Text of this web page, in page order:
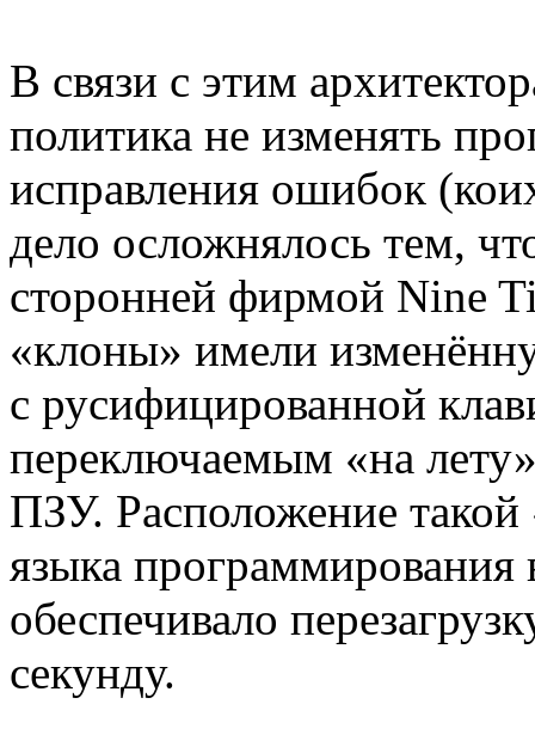
В связи с этим
политика не изменять
исправления ошибок
дело осложнялось тем,
сторонней фирмой Nine
«клоны» имели
с русифицированной
переключаемым «на
ПЗУ. Расположение
языка программирования
обеспечивало
секунду.